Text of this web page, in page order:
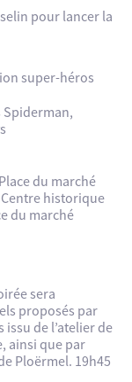
pour lancer la
super-héros
du marché
Centre historique
du marché
sera
proposés par
de l’atelier de
ainsi que par
Ploërmel. 19h45